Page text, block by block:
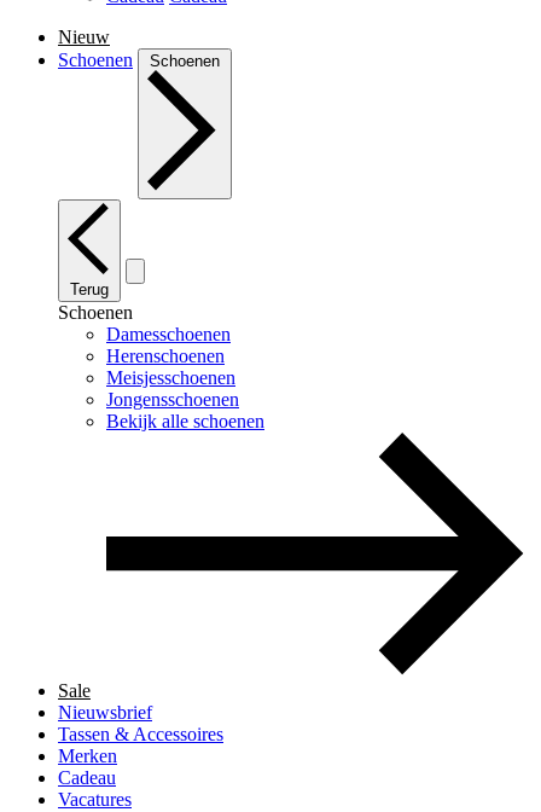
Nieuw
Schoenen
Schoenen
Terug
Schoenen
Damesschoenen
Herenschoenen
Meisjesschoenen
Jongensschoenen
Bekijk alle schoenen
Sale
Nieuwsbrief
Tassen & Accessoires
Merken
Cadeau
Vacatures